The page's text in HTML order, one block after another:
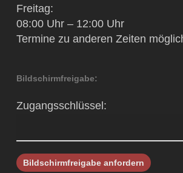
Freitag:
08:00 Uhr – 12:00 Uhr
Termine zu anderen Zeiten
Bildschirmfreigabe:
Zugangsschlüssel: